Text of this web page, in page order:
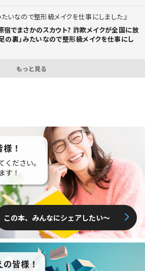
たいなので整形級メイクを仕事にしました
宿でまさかのスカウト? 詐欺メイクが全国に放
の裏」みたいなので整形級メイクを仕事にし
もっと見る
！
ください。
す！
この本、みんなにシェアしたい〜
皆様！